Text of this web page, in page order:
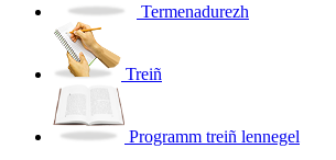
Termenadurezh
Treiñ
Programm treiñ lennegel